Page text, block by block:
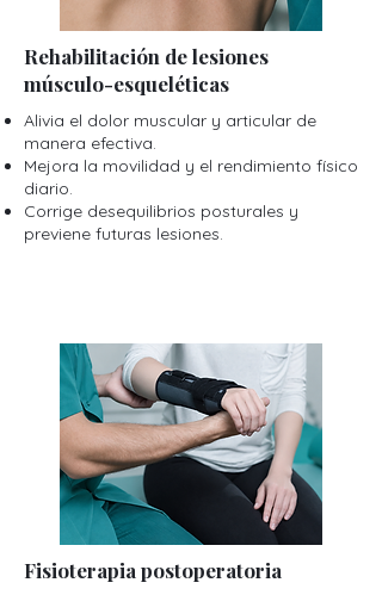
Rehabilitación de lesiones
músculo-esqueléticas
Alivia el dolor muscular y articular de
manera efectiva.
Mejora la movilidad y el rendimiento físico
diario.
Corrige desequilibrios posturales y
previene futuras lesiones.
Fisioterapia postoperatoria